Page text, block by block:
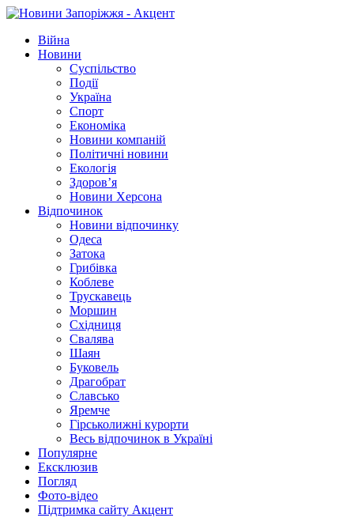
Війна
Новини
Суспільство
Події
Україна
Спорт
Економіка
Новини компаній
Політичні новини
Екологія
Здоров’я
Новини Херсона
Відпочинок
Новини відпочинку
Одеса
Затока
Грибівка
Коблеве
Трускавець
Моршин
Східниця
Свалява
Шаян
Буковель
Драгобрат
Славсько
Яремче
Гірськолижні курорти
Весь відпочинок в Україні
Популярне
Ексклюзив
Погляд
Фото-відео
Підтримка сайту Акцент